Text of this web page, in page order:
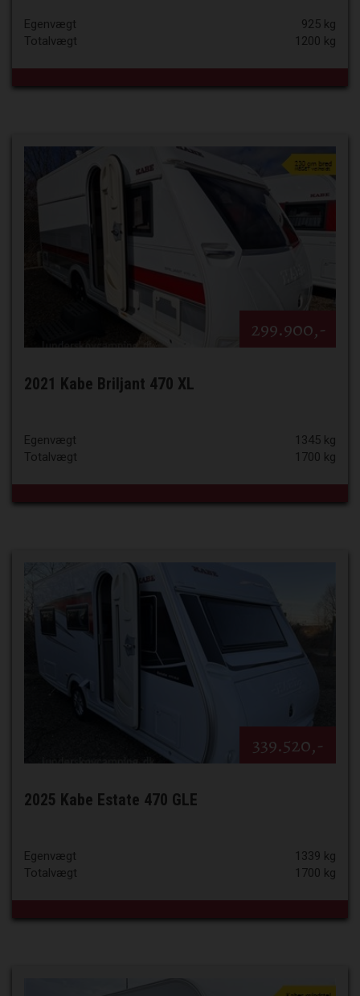
Egenvægt
925 kg
Totalvægt
1200 kg
299.900,-
2021 Kabe Briljant 470 XL
Egenvægt
1345 kg
Totalvægt
1700 kg
339.520,-
2025 Kabe Estate 470 GLE
Egenvægt
1339 kg
Totalvægt
1700 kg